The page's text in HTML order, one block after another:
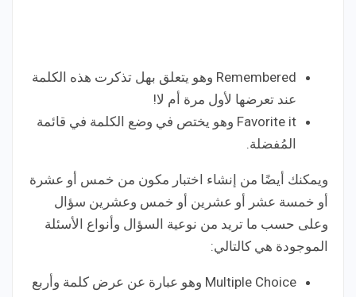
Remembered وهو يتعلق بهل تذكرت هذه الكلمة
عند تعرضها لأول مرة أم لا!
Favorite it وهو يختص في وضع الكلمة في قائمة
المُفضلة.
ويمكنك أيضًا من إنشاء اختبار مكون من خمس أو عشرة
أو خمسة عشر أو عشرين أو خمس وعشرين سؤال
وعلى حسب ما تريد من نوعية السؤال وأنواع الأسئلة
الموجودة هي كالتالي:
Multiple Choice وهو عبارة عن عرض كلمة وأربع